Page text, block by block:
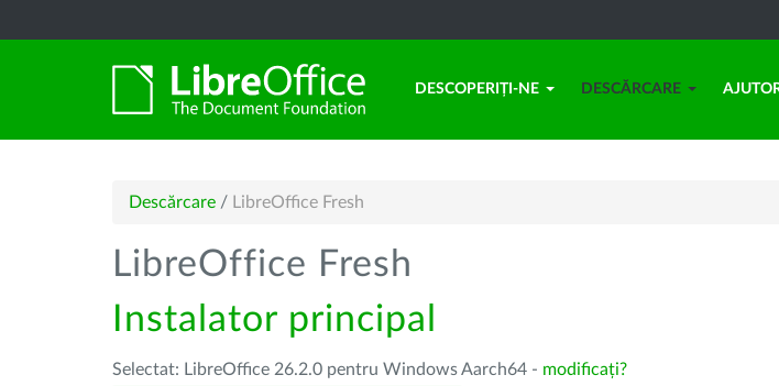
DESCOPERIȚI-NE DESCĂRCARE
Descărcare / LibreOffice Fresh
LibreOffice Fresh
Instalator principal
Selectat: LibreOffice 26.2.0 pentru Windows Aarch64 - modificați?